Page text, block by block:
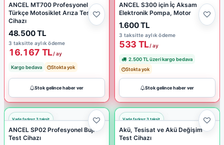
ANCEL MT700 Profesyonel
Türkçe Motosiklet Arıza Tespit
Cihazı
48.500 TL
3 taksitte aylık ödeme
16.167 TL/ ay
Kargo bedava Stokta yok
Stok gelince haber ver
ANCEL S300 için İç Aksam
Elektronik Pompa, Motor
1.600 TL
3 taksitte aylık ödeme
533 TL/ ay
2.500 TL üzeri kargo bedava
Stokta yok
Stok gelince haber ver
ANCEL SP02 Profesyonel Buji
Test Cihazı
Akü, Tesisat ve Akü Değişim
Test Cihazı